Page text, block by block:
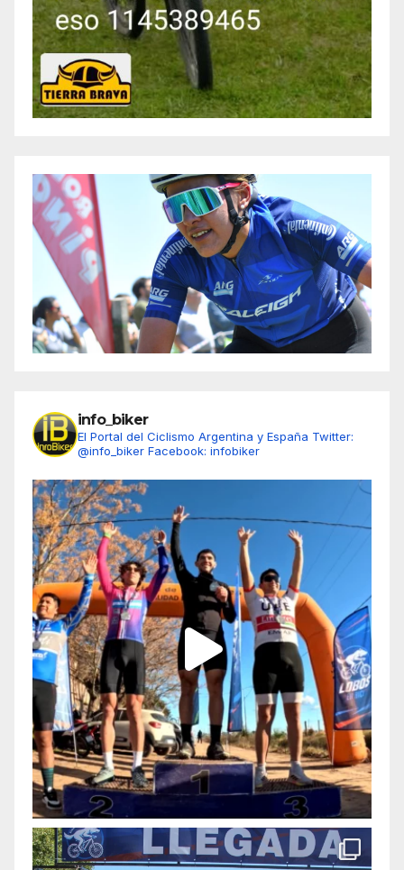
info_biker
El Portal del Ciclismo Argentina y España Twitter:
@info_biker Facebook: infobiker